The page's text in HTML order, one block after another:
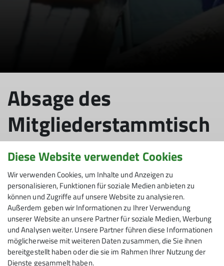
Absage des
Mitgliederstammtisch
s am 25.03.2026
23.03.2026
News
Liebe Mitglieder unserer Sektion,
Diese Website verwendet Cookies
Wir verwenden Cookies, um Inhalte und Anzeigen zu
personalisieren, Funktionen für soziale Medien anbieten zu
können und Zugriffe auf unsere Website zu analysieren.
Außerdem geben wir Informationen zu Ihrer Verwendung
unserer Website an unsere Partner für soziale Medien, Werbung
und Analysen weiter. Unsere Partner führen diese Informationen
möglicherweise mit weiteren Daten zusammen, die Sie ihnen
bereitgestellt haben oder die sie im Rahmen Ihrer Nutzung der
Dienste gesammelt haben.